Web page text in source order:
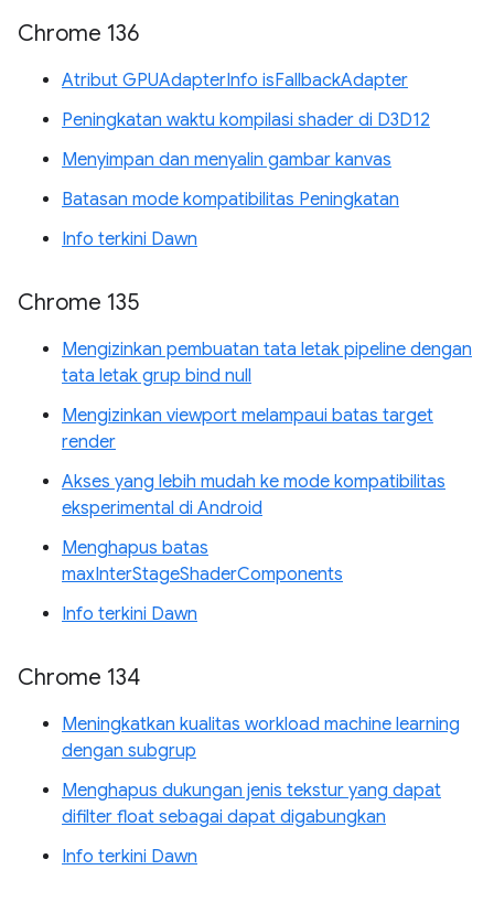
Chrome 136
Atribut GPUAdapterInfo isFallbackAdapter
Peningkatan waktu kompilasi shader di D3D12
Menyimpan dan menyalin gambar kanvas
Batasan mode kompatibilitas Peningkatan
Info terkini Dawn
Chrome 135
Mengizinkan pembuatan tata letak pipeline dengan
tata letak grup bind null
Mengizinkan viewport melampaui batas target
render
Akses yang lebih mudah ke mode kompatibilitas
eksperimental di Android
Menghapus batas
maxInterStageShaderComponents
Info terkini Dawn
Chrome 134
Meningkatkan kualitas workload machine learning
dengan subgrup
Menghapus dukungan jenis tekstur yang dapat
difilter float sebagai dapat digabungkan
Info terkini Dawn